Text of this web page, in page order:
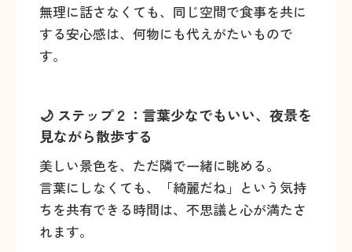
無理に話さなくても、同じ空間で食事を共に
する安心感は、何物にも代えがたいもので
す。
🌙 ステップ２：言葉少なでもいい、夜景を
見ながら散歩する
美しい景色を、ただ隣で一緒に眺める。
言葉にしなくても、「綺麗だね」という気持
ちを共有できる時間は、不思議と心が満たさ
れます。